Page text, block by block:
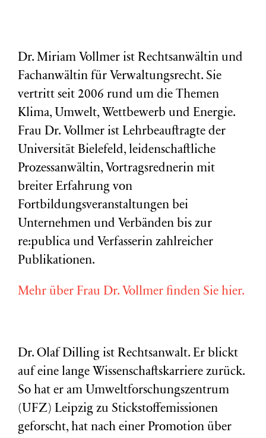
Dr. Miriam Vollmer ist Rechtsanwältin und
Fachanwältin für Verwaltungsrecht. Sie
vertritt seit 2006 rund um die Themen
Klima, Umwelt, Wettbewerb und Energie.
Frau Dr. Vollmer ist Lehrbeauftragte der
Universität Bielefeld, leidenschaftliche
Prozessanwältin, Vortragsrednerin mit
breiter Erfahrung von
Fortbildungsveranstaltungen bei
Unternehmen und Verbänden bis zur
re:publica und Verfasserin zahlreicher
Publikationen.
Mehr über Frau Dr. Vollmer finden Sie hier.
Dr. Olaf Dilling ist Rechtsanwalt. Er blickt
auf eine lange Wissenschaftskarriere zurück.
So hat er am Umweltforschungszentrum
(UFZ) Leipzig zu Stickstoffemissionen
geforscht, hat nach einer Promotion über